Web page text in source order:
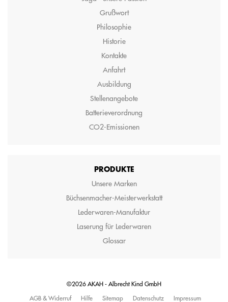
Grußwort
Philosophie
Historie
Kontakte
Anfahrt
Ausbildung
Stellenangebote
Batterieverordnung
CO2-Emissionen
PRODUKTE
Unsere Marken
Büchsenmacher-Meisterwerkstatt
Lederwaren-Manufaktur
Laserung für Lederwaren
Glossar
©2026 AKAH - Albrecht Kind GmbH
AGB & Widerruf
Hilfe Sitemap Datenschutz Impressum